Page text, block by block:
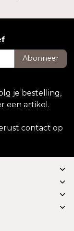
Abonneer
je bestelling,
een artikel.
contact op